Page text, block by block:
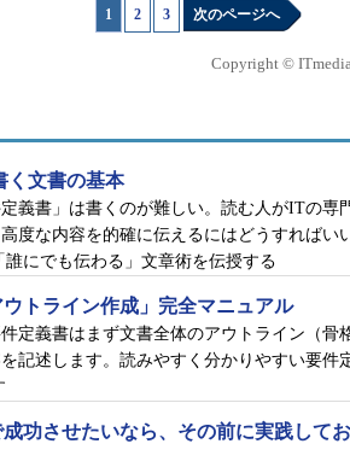
1 2 3 次のページへ
Copyright ©
く文書の基本
定義書」は書くのが難しい。読む人がITの専
度な内容を的確に伝えるにはどうすればい
にでも伝わる」文章術を伝授する
ウトライン作成」完全マニュアル
定義書はまず文書全体のアウトライン（骨
記述します。読みやすく分かりやすい要件
功させたいなら、その前に実践して